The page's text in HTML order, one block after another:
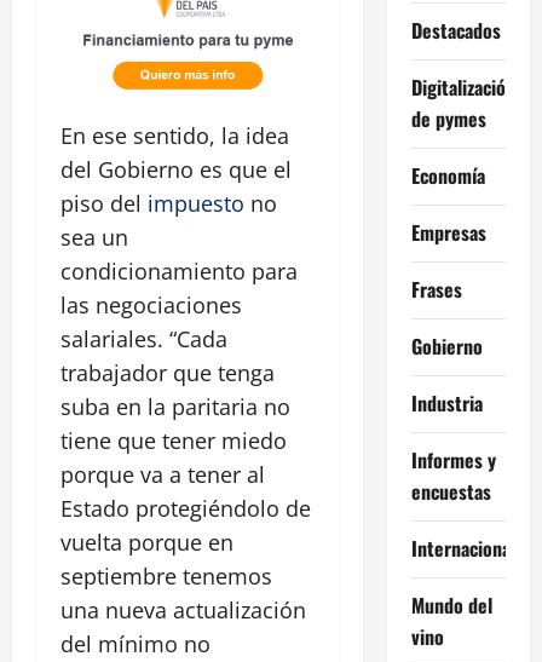
En ese sentido, la idea
del Gobierno es que el
piso del impuesto no
sea un
condicionamiento para
las negociaciones
salariales. “Cada
trabajador que tenga
suba en la paritaria no
tiene que tener miedo
porque va a tener al
Estado protegiéndolo de
vuelta porque en
septiembre tenemos
una nueva actualización
del mínimo no
Destacados
Digitalización
de pymes
Economía
Empresas
Frases
Gobierno
Industria
Informes y
encuestas
Internacional
Mundo del
vino